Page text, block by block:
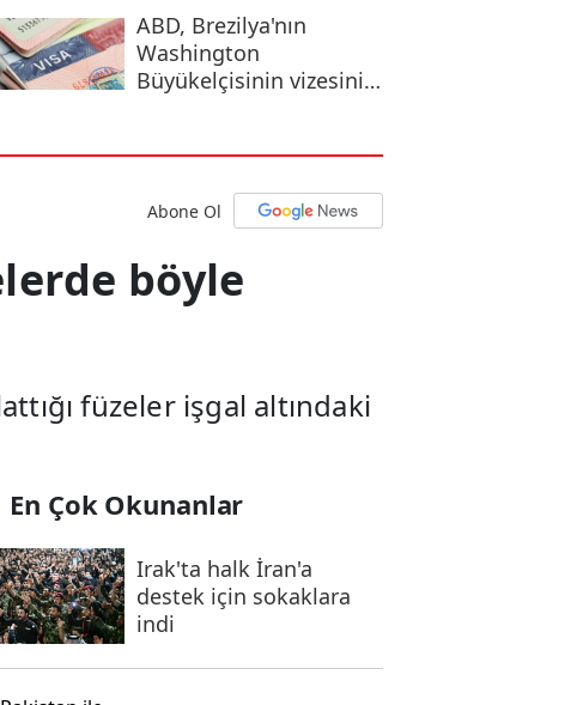
ABD, Brezilya'nın
Washington
Büyükelçisinin vizesini
Abone Ol
böyle
füzeler işgal altındaki
En Çok Okunanlar
Irak'ta halk İran'a
destek için sokaklara
indi